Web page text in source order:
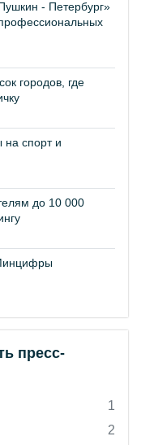
- Петербург»
городов, где
на спорт и
до 10 000
пресс-
1
2